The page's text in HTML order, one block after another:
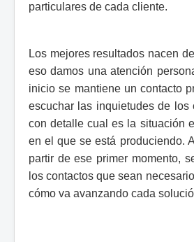
particulares de cada cliente.
Los mejores resultados nacen
eso damos una atención
inicio se mantiene un contacto
escuchar las inquietudes de los
con detalle cual es la situación
en el que se está produciendo.
partir de ese primer momento,
los contactos que sean
cómo va avanzando cada